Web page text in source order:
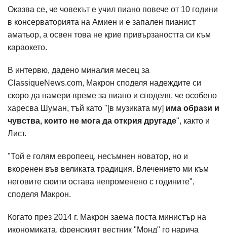
Оказва се, че човекът е учил пиано повече от 10 години
в консерваторията на Амиен и е запален пианист
аматьор, а освен това не крие привързаността си към
караокето.
В интервю, дадено миналия месец за
ClassiqueNews.com, Макрон споделя надеждите си
скоро да намери време за пиано и споделя, че особено
харесва Шуман, тъй като "[в музиката му] има образи и
чувства, които не мога да открия другаде", както и
Лист.
"Той е голям европеец, несъмнен новатор, но и
вкоренен във великата традиция. Влечението ми към
неговите сюити остава непроменено с годините",
споделя Макрон.
Когато през 2014 г. Макрон заема поста министър на
икономиката, френският вестник "Монд" го нарича